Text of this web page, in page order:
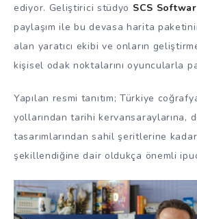
ediyor. Geliştirici stüdyo SCS
paylaşım ile bu devasa harita
alan yaratıcı ekibi ve onların
kişisel odak noktalarını oyuncularla
Yapılan resmi tanıtım; Türkiye
yollarından tarihi kervansaraylarına,
tasarımlarından sahil şeritlerine
şekillendiğine dair oldukça önemli